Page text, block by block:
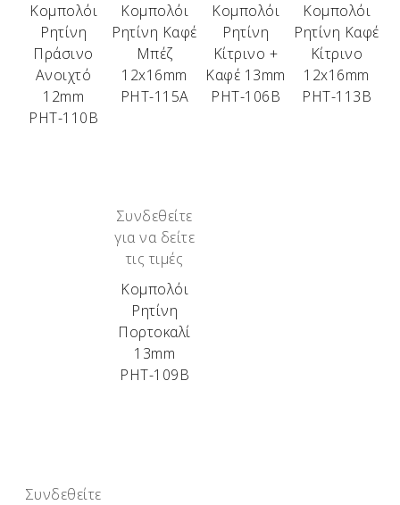
Κομπολόι
Ρητίνη
Πράσινο
Ανοιχτό
12mm
ΡΗΤ-110Β
Κομπολόι
Ρητίνη Καφέ
Μπέζ
12x16mm
ΡΗΤ-115Α
Κομπολόι
Ρητίνη
Κίτρινο +
Καφέ 13mm
ΡΗΤ-106Β
Κομπολόι
Ρητίνη Καφέ
Κίτρινο
12x16mm
ΡΗΤ-113Β
Συνδεθείτε
για να δείτε
τις τιμές
Κομπολόι
Ρητίνη
Πορτοκαλί
13mm
ΡΗΤ-109Β
Συνδεθείτε